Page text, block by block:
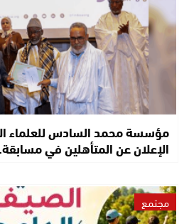
مؤسسة محمد السادس للعلماء
الإعلان عن المتأهلين في
مجتمع